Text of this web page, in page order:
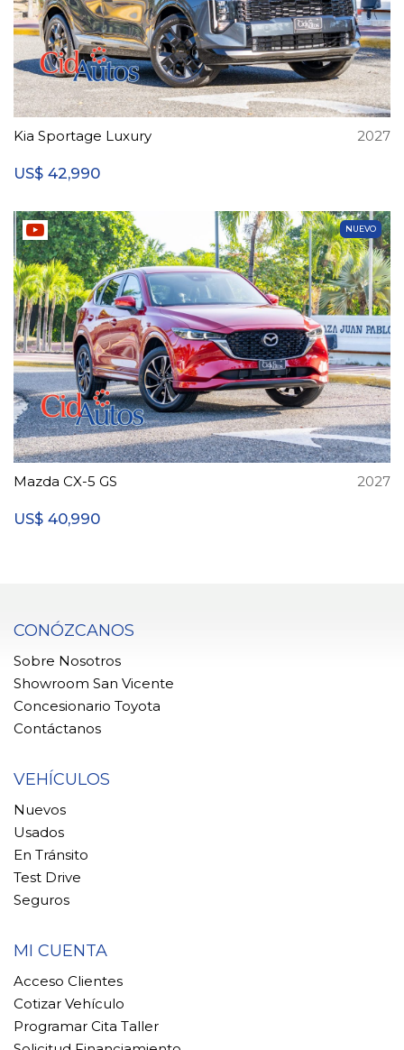
Kia Sportage Luxury 2027
US$ 42,990
NUEVO
Mazda CX-5 GS 2027
US$ 40,990
CONÓZCANOS
Sobre Nosotros
Showroom San Vicente
Concesionario Toyota
Contáctanos
VEHÍCULOS
Nuevos
Usados
En Tránsito
Test Drive
Seguros
MI CUENTA
Acceso Clientes
Cotizar Vehículo
Programar Cita Taller